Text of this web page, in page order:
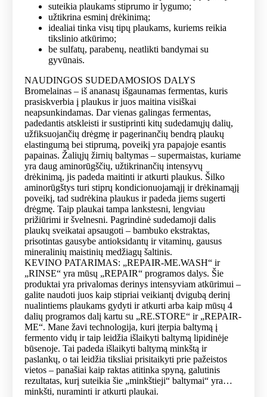
suteikia plaukams stiprumo ir lygumo;
užtikrina esminį drėkinimą;
idealiai tinka visų tipų plaukams, kuriems reikia
tikslinio atkūrimo;
be sulfatų, parabenų, neatlikti bandymai su
gyvūnais.
NAUDINGOS SUDEDAMOSIOS DALYS
Bromelainas – iš ananasų išgaunamas fermentas, kuris
prasiskverbia į plaukus ir juos maitina visiškai
neapsunkindamas. Dar vienas galingas fermentas,
padedantis atskleisti ir sustiprinti kitų sudedamųjų dalių,
užfiksuojančių drėgmę ir pagerinančių bendrą plaukų
elastingumą bei stiprumą, poveikį yra papajoje esantis
papainas. Žaliųjų žirnių baltymas – supermaistas, kuriame
yra daug aminorūgščių, užtikrinančių intensyvų
drėkinimą, jis padeda maitinti ir atkurti plaukus. Šilko
aminorūgštys turi stiprų kondicionuojamąjį ir drėkinamąjį
poveikį, tad sudrėkina plaukus ir padeda jiems sugerti
drėgmę. Taip plaukai tampa lankstesni, lengviau
prižiūrimi ir švelnesni. Pagrindinė sudedamoji dalis
plaukų sveikatai apsaugoti – bambuko ekstraktas,
prisotintas gausybe antioksidantų ir vitaminų, gausus
mineralinių maistinių medžiagų šaltinis.
KEVINO PATARIMAS: „REPAIR-ME.WASH“ ir
„RINSE“ yra mūsų „REPAIR“ programos dalys. Šie
produktai yra privalomas derinys intensyviam atkūrimui –
galite naudoti juos kaip stipriai veikiantį dvigubą derinį
nualintiems plaukams gydyti ir atkurti arba kaip mūsų 4
dalių programos dalį kartu su „RE.STORE“ ir „REPAIR-
ME“. Mane žavi technologija, kuri įterpia baltymą į
fermento vidų ir taip leidžia išlaikyti baltymą lipidinėje
būsenoje. Tai padeda išlaikyti baltymą minkštą ir
paslankų, o tai leidžia tiksliai prisitaikyti prie pažeistos
vietos – panašiai kaip raktas atitinka spyną, galutinis
rezultatas, kurį suteikia šie „minkštieji“ baltymai“ yra…
minkšti, nuraminti ir atkurti plaukai.